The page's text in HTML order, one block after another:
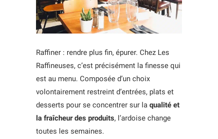
Raffiner : rendre plus fin, épurer. Chez Les
Raffineuses, c’est précisément la finesse qui
est au menu. Composée d’un choix
volontairement restreint d’entrées, plats et
desserts pour se concentrer sur la qualité et
la fraîcheur des produits, l’ardoise change
toutes les semaines.